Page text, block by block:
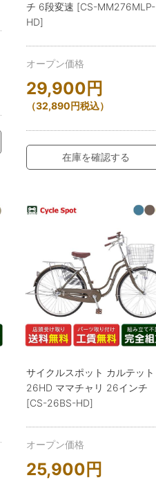
チ 6段変速 [CS-MM276MLP-
HD]
オープン価格
29,900 円
（32,890円税込）
在庫を確認する
サイクルスポット カルテット
26HD ママチャリ 26インチ
[CS-26BS-HD]
オープン価格
25,900 円